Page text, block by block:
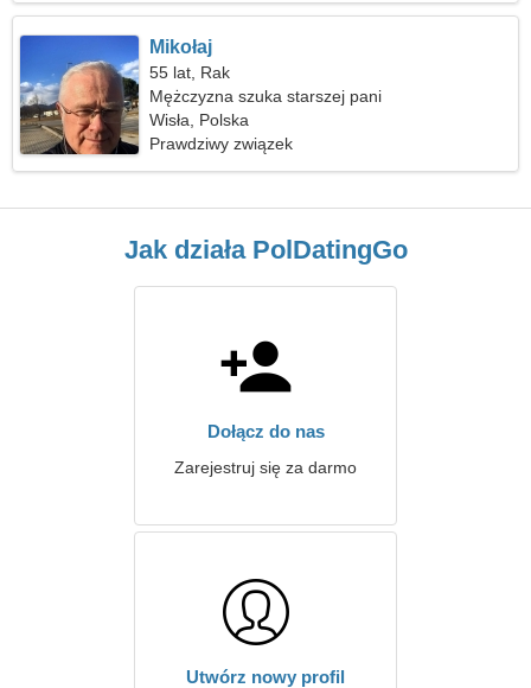
Mikołaj
55 lat, Rak
Mężczyzna szuka starszej pani
Wisła, Polska
Prawdziwy związek
Jak działa PolDatingGo
Dołącz do nas
Zarejestruj się za darmo
Utwórz nowy profil